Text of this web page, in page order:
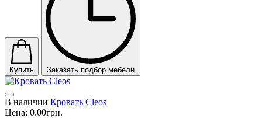
Купить Заказать подбор мебели
В наличии Кровать Cleos
Цена: 0.00грн.